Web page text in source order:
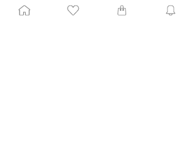
os dados importantes, como CPF, nome e número
do pedido, nome completo e telefones para